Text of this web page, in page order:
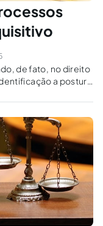
de fato, no direito
a postura